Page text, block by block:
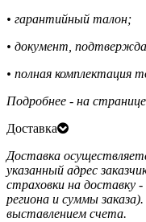
• гарантийный талон;
• документ,
• полная комплектация
Подробнее - на
Доставка
Доставка
указанный адрес
страховки на доставку
региона и суммы
выставлением счета.